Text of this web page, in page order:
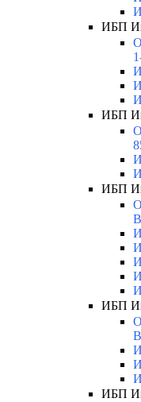
ИБП
ИБП
ИБП
ИБП
ИБП